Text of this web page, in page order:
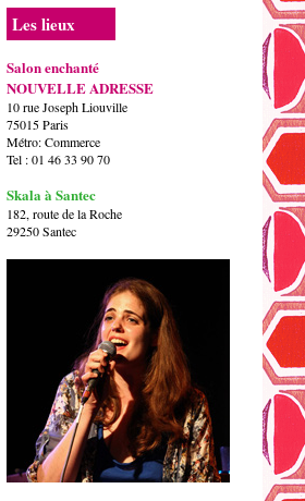
Les lieux
Salon enchanté
NOUVELLE ADRESSE
10 rue Joseph Liouville
75015 Paris
Métro: Commerce
Tel : 01 46 33 90 70
Skala à Santec
182, route de la Roche
29250 Santec